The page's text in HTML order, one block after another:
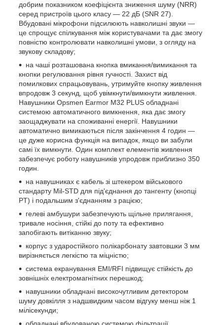
добрим показником коефіцієнта зниження шуму (NRR)
серед пристроїв цього класу — 22 дБ (SNR 27).
Вбудовані мікрофони підсилюють навколишні звуки —
це спрощує спілкування між користувачами та дає змогу
повністю контролювати навколишні умови, з огляду на
звукову складову;
на чаші розташована кнопка вмикання/вимикання та
кнопки регулювання рівня гучності. Захист від
помилкових спрацьовувань, утримуйте кнопку живлення
впродовж 3 секунд, щоб увімкнути/вимкнути живлення.
Навушники Opsmen Earmor M32 PLUS обладнані
системою автоматичного вимкнення, яка дає змогу
заощаджувати на споживанні енергії. Навушники
автоматично вимикаються після закінчення 4 годин —
це дуже корисна функція на випадок, якщо ви забули
самі їх вимкнути. Один комплект елементів живлення
забезпечує роботу навушників упродовж приблизно 350
годин.
на навушниках є кабель зі штекером військового
стандарту Mil-STD для під'єднання до тангенту (кнопці
PT) і подальшим з'єднанням з рацією;
гелеві амбушури забезпечують щільне прилягання,
тривале носіння, стійкі до поту та ефективно
запобігають витіканню звуку;
корпус з ударостійкого полікарбонату завтовшки 3 мм
вирізняється легкістю та міцністю;
система екранування EMI/RFI підвищує стійкість до
зовнішніх електромагнітних перешкод;
навушники обладнані високочутливим детектором
шуму довкілля з надшвидким часом відгуку менш ніж 1
мілісекунди;